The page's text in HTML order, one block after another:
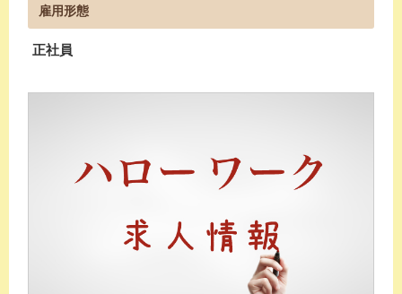
雇用形態
正社員